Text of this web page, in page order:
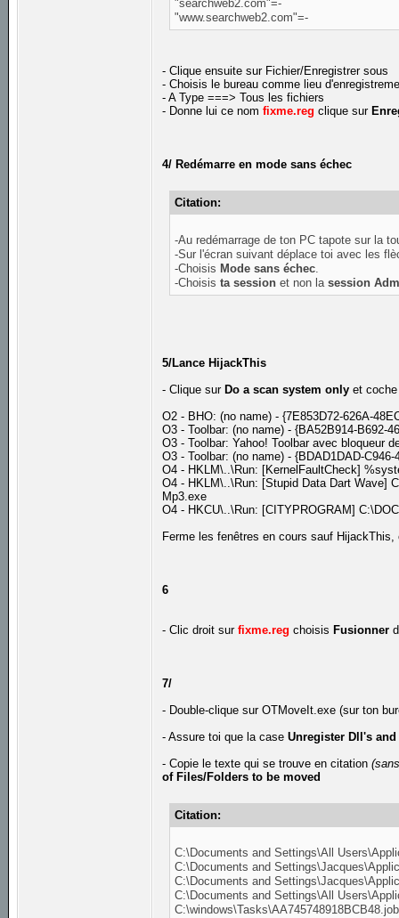
"searchweb2.com"=-
"www.searchweb2.com"=-
- Clique ensuite sur Fichier/Enregistrer sous
- Choisis le bureau comme lieu
- A Type ===> Tous les fichiers
- Donne lui ce nomfixme.reg clique sur
4/ Redémarre en mode sans échec
Citation:
-Au redémarrage de ton PC tapote sur la
-Sur l'écran suivant déplace toi avec les
-Choisis Mode sans échec.
-Choisista session et non lasession
5/Lance HijackThis
- Clique sur Do a scan system only et
O2 - BHO: (no name) - {7E853D72-626A-
O3 - Toolbar: (no name) - {BA52B914-B692-
O3 - Toolbar: Yahoo! Toolbar avec bloqueur
O3 - Toolbar: (no name) - {BDAD1DAD-
O4 - HKLM\..\Run: [KernelFaultCheck]
O4 - HKLM\..\Run: [Stupid Data Dart Wave]
Mp3.exe
O4 - HKCU\..\Run: [CITYPROGRAM]
Ferme les fenêtres en cours sauf
6
- Clic droit surfixme.reg choisis Fusionner
7/
- Double-clique sur OTMoveIt.exe (sur ton
- Assure toi que la caseUnregister Dll's and
- Copie le texte qui se trouve en citation
of Files/Folders to be moved
Citation:
C:\Documents and Settings\All
C:\Documents and
C:\Documents and
C:\Documents and Settings\All
C:\windows\Tasks\AA745748918BCB48.job